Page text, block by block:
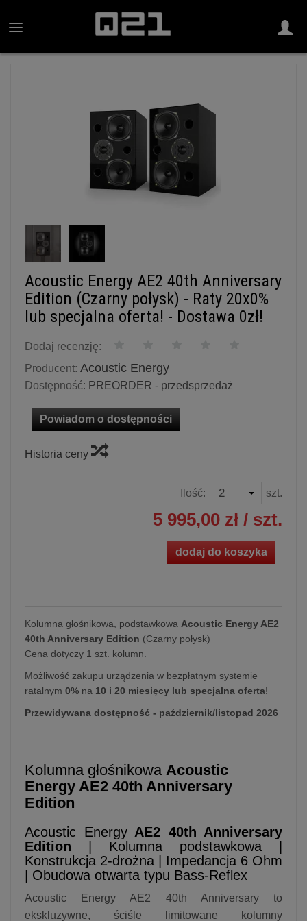
Acoustic Energy AE2 40th Anniversary
Edition (Czarny połysk) - Raty 20x0%
lub specjalna oferta! - Dostawa 0zł!
Dodaj recenzję:
Producent: Acoustic Energy
Dostępność: PREORDER - przedsprzedaż
Powiadom o dostępności
Historia ceny
Ilość: szt.
5 995,00 zł / szt.
dodaj do koszyka
Kolumna głośnikowa, podstawkowa Acoustic Energy AE2
40th Anniversary Edition (Czarny połysk)
Cena dotyczy 1 szt. kolumn.
Możliwość zakupu urządzenia w bezpłatnym systemie
ratalnym 0% na 10 i 20 miesięcy lub specjalna oferta!
Przewidywana dostępność - październik/listopad 2026
Kolumna głośnikowa Acoustic
Energy AE2 40th Anniversary
Edition
Acoustic EnergyAE2 40th Anniversary
Edition | Kolumna podstawkowa |
Konstrukcja 2-drożna | Impedancja 6 Ohm
| Obudowa otwarta typu Bass-Reflex
Acoustic Energy AE2 40th Anniversary to
ekskluzywne, ściśle limitowane kolumny